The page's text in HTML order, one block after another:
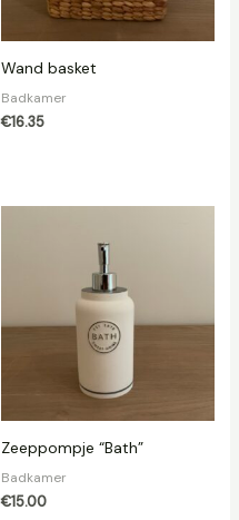
Wand basket
Badkamer
€16.35
Zeeppompje “Bath”
Badkamer
€15.00